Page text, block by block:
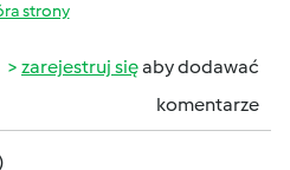
strony
zarejestruj sięaby dodawać
komentarze